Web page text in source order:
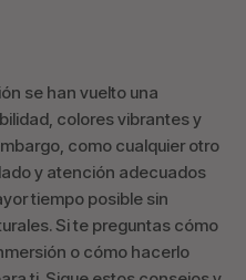
se han vuelto una
colores vibrantes y
como cualquier otro
y atención adecuados
tiempo posible sin
Si te preguntas cómo
o cómo hacerlo